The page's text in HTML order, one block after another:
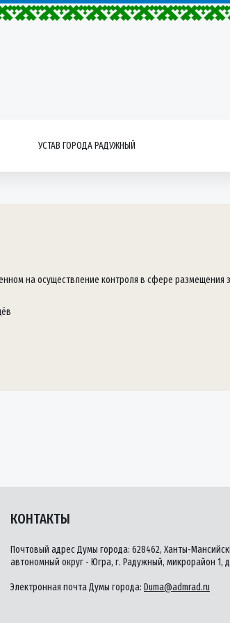
УСТАВ ГОРОДА РАДУЖНЫЙ
на осуществление контроля в сфере размещения
КОНТАКТЫ
Почтовый адрес Думы города: 628462, Ханты-
автономный округ - Югра, г. Радужный, микрорайон 1,
Электронная почта Думы города: Duma@admrad.ru